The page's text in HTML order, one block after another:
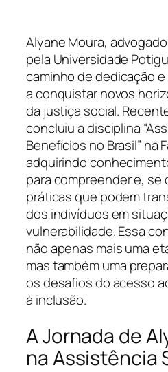
Alyane Moura,
pela Universidade
caminho de dedicação
a conquistar novos
da justiça social.
concluiu a disciplina
Benefícios no Brasil” na
adquirindo
para compreender e, se
práticas que podem
dos indivíduos em
vulnerabilidade. Essa
não apenas mais uma
mas também uma
os desafios do acesso
à inclusão.
A Jornada de
na Assistência